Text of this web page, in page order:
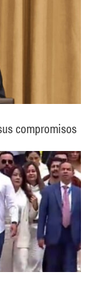
compromisos